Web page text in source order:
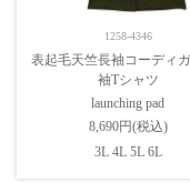
1258-4346
表起毛天竺長袖コーディ
袖Tシャツ
launching pad
8,690円(税込)
3L 4L 5L 6L